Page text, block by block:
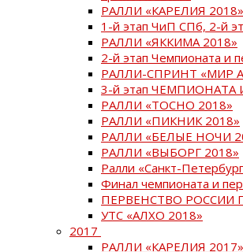
РАЛЛИ «КАРЕЛИЯ 2018»
1-й этап ЧиП СПб, 2-й
РАЛЛИ «ЯККИМА 2018»
2-й этап Чемпионата и
РАЛЛИ-СПРИНТ «МИР
3-й этап
РАЛЛИ «ТОСНО 2018»
РАЛЛИ «ПИКНИК 2018»
РАЛЛИ «БЕЛЫЕ НОЧИ
РАЛЛИ «ВЫБОРГ 2018»
Ралли «Санкт-
Финал чемпионата и
ПЕРВЕНСТВО РОССИИ
УТС «АЛХО 2018»
2017
РАЛЛИ «КАРЕЛИЯ 2017»